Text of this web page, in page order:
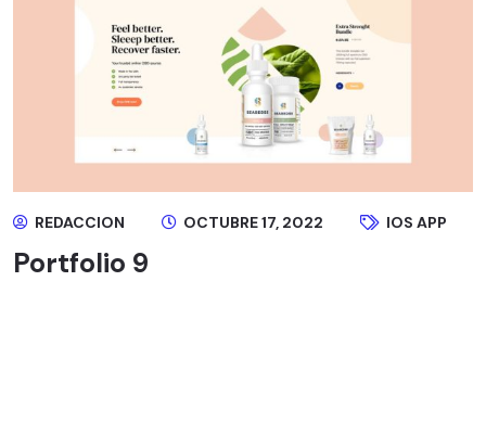
REDACCION OCTUBRE 17, 2022 IOS APP
Portfolio 9